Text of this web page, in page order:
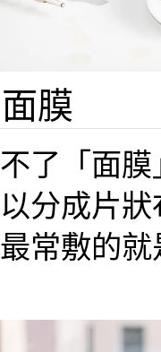
膜
了「面
分成片
常敷的